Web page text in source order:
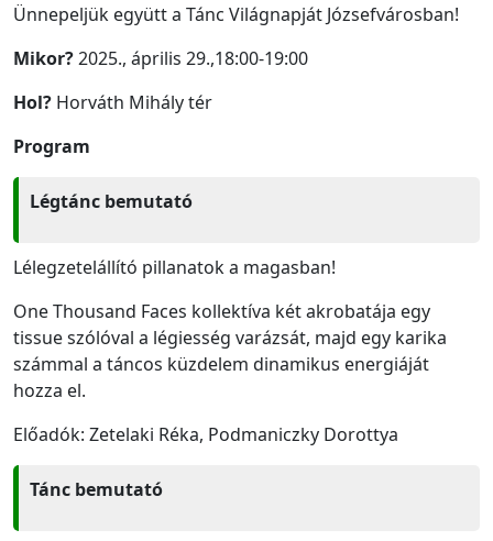
Ünnepeljük együtt a Tánc Világnapját Józsefvárosban!
Mikor?2025., április 29.,18:00-19:00
Hol? Horváth Mihály tér
Program
Légtánc bemutató
Lélegzetelállító pillanatok a magasban!
One Thousand Faces kollektíva két akrobatája egy
tissue szólóval a légiesség varázsát, majd egy karika
számmal a táncos küzdelem dinamikus energiáját
hozza el.
Előadók: Zetelaki Réka, Podmaniczky Dorottya
Tánc bemutató